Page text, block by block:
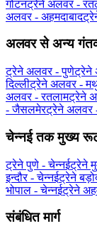
गोटनट्रेने अलवर -
अलवर - अहमदाबाद
अलवर से अन्य
ट्रेने अलवर - पुणेट्रेने
दिल्लीट्रेने अलवर -
अलवर - रतलामट्रेने
- जैसलमेरट्रेने अलवर
चेन्नई तक मुख्य
ट्रेने पुणे - चेन्नईट्रेने
इन्दौर - चेन्नईट्रेने
भोपाल - चेन्नईट्रेने
संबंधित मार्ग